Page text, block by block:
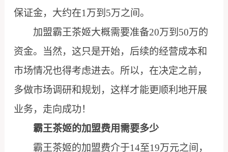
保证金，大约在1万到5万之间。
加盟霸王茶姬大概需要准备20万到50万的
资金。当然，这只是开始，后续的经营成本和
市场情况也得考虑进去。所以，在决定之前，
多做市场调研和规划，这样才能更顺利地开展
业务，走向成功！
霸王茶姬的加盟费用需要多少
霸王茶姬的加盟费介于14至19万元之间，